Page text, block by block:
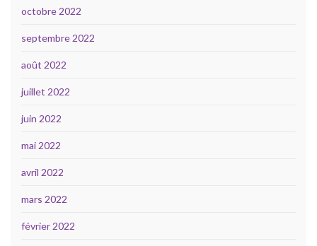
octobre 2022
septembre 2022
août 2022
juillet 2022
juin 2022
mai 2022
avril 2022
mars 2022
février 2022